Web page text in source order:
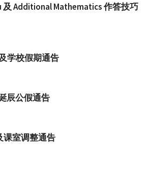
及 Additional Mathematics 作答技巧
学校假期通告
辰公假通告
课室调整通告